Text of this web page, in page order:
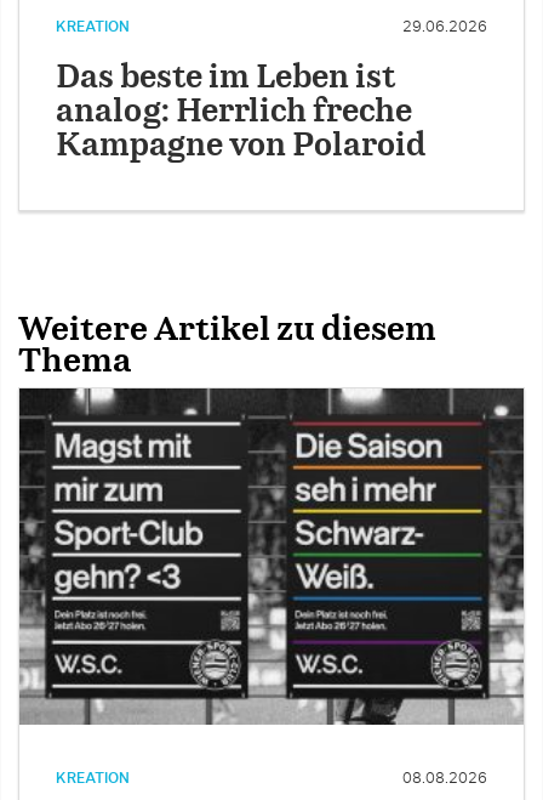
KREATION 29.06.2026
Das beste im Leben ist
analog: Herrlich freche
Kampagne von Polaroid
Weitere Artikel zu diesem
Thema
KREATION 08.08.2026